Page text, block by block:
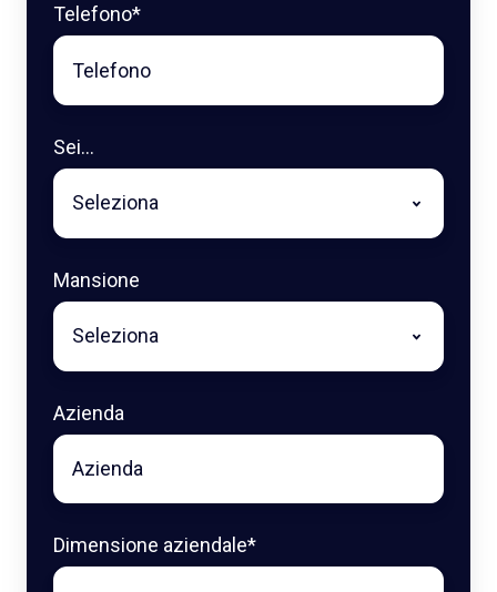
Telefono*
Sei...
Mansione
Azienda
Dimensione aziendale*